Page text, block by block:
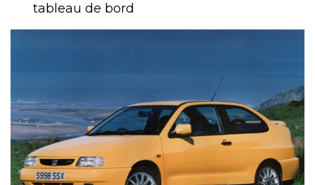
tableau de bord